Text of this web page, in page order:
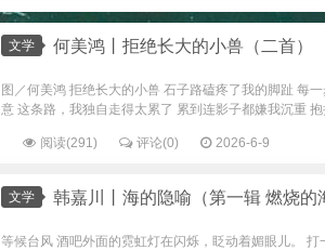
文学 何美鸿丨拒绝长大的小兽（二首）
图／何美鸿 拒绝长大的小兽 石子路磕疼了我的脚趾 每
意 这条路，我独自走得太累了 累到连影子都嫌我沉重
阅读(291) 评论(0) 2026-6-9
文学 韩嘉川丨海的隐喻（第一辑 燃烧的
等候台风 酒吧外面的霓虹灯在闪烁，眨动着媚眼儿。